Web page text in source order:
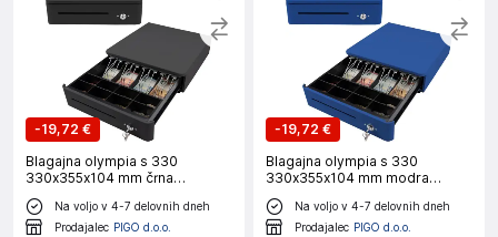
-19,72 €
Blagajna olympia s 330
330x355x104 mm črna
947990109
Na voljo v 4-7 delovnih dneh
Prodajalec PIGO d.o.o.
-19,72 €
Blagajna olympia s 330
330x355x104 mm modra
947990119
Na voljo v 4-7 delovnih dneh
Prodajalec PIGO d.o.o.